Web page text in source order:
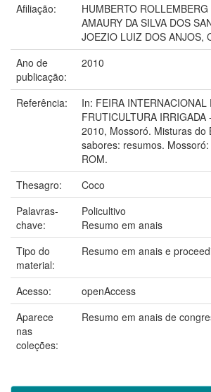
Afiliação:
HUMBERTO
AMAURY DA SILVA DOS
JOEZIO LUIZ DOS ANJOS,
Ano de
publicação:
2010
Referência:
In: FEIRA INTERNACIONAL
FRUTICULTURA IRRIGADA
2010, Mossoró. Misturas do
sabores: resumos.
ROM.
Thesagro:
Coco
Palavras-
chave:
Policultivo
Resumo em anais
Tipo do
material:
Resumo em anais e
Acesso:
openAccess
Aparece
nas
coleções:
Resumo em anais de